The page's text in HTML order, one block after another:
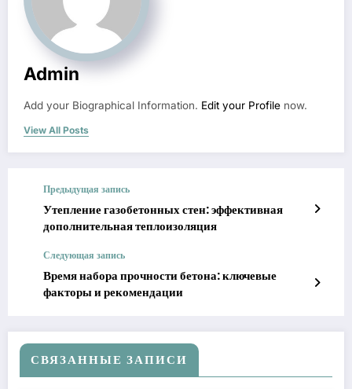
Admin
Add your Biographical Information. Edit your Profile now.
View All Posts
Предыдущая запись
Утепление газобетонных стен: эффективная
дополнительная теплоизоляция
Следующая запись
Время набора прочности бетона: ключевые
факторы и рекомендации
СВЯЗАННЫЕ ЗАПИСИ